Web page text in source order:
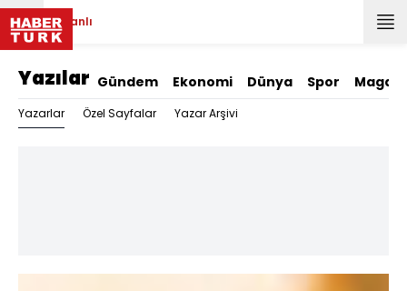
Canlı
Yazılar Gündem Ekonomi Dünya Spor
Yazarlar Özel Sayfalar Yazar Arşivi